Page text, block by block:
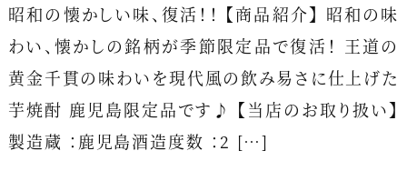
昭和の懐かしい味、復活！！ 【商品紹介】 昭和の味
わい、懐かしの銘柄が季節限定品で復活！ 王道の
黄金千貫の味わいを現代風の飲み易さに仕上げた
芋焼酎 鹿児島限定品です♪ 【当店のお取り扱い】
製造蔵 ：鹿児島酒造度数 ：2 […]